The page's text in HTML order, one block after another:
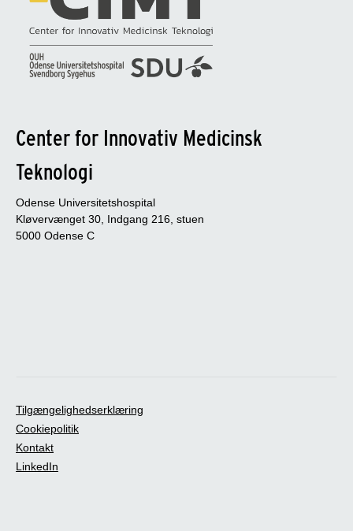
Center for Innovativ Medicinsk
Teknologi
Odense Universitetshospital
Kløvervænget 30, Indgang 216, stuen
5000 Odense C
Tilgængelighedserklæring
Cookiepolitik
Kontakt
LinkedIn